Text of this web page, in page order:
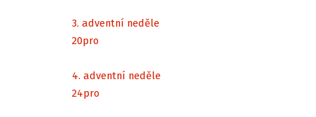
3. adventní neděle
20pro
4. adventní neděle
24pro